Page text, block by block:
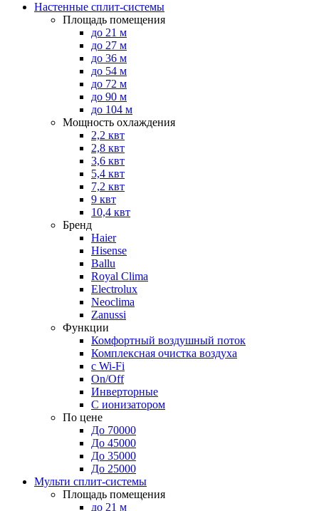
Настенные сплит-системы
Площадь помещения
до 21 м
до 27 м
до 36 м
до 54 м
до 72 м
до 90 м
до 104 м
Мощность охлаждения
2,2 квт
2,8 квт
3,6 квт
5,4 квт
7,2 квт
9 квт
10,4 квт
Бренд
Haier
Hisense
Ballu
Royal Clima
Electrolux
Neoclima
Zanussi
Функции
Комфортный воздушный поток
Комплексная очистка воздуха
с Wi-Fi
On/Off
Инверторные
С ионизатором
По цене
До 70000
До 45000
До 35000
До 25000
Мульти сплит-системы
Площадь помещения
до 21 м